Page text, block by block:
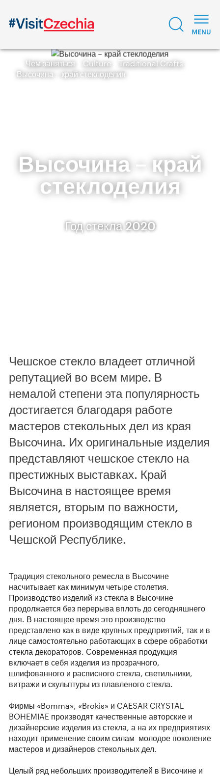
Чем заняться Culture
Traditional Crafts
Высочина – край стеклоделия
Высочина – край
стеклоделия
Год стекла 2020
Чешское стекло владеет отличной
репутацией во всем мире. В
немалой степени эта популярность
достигается благодаря работе
мастеров стекольных дел из края
Высочина. Их оригинальные изделия
представляют чешское стекло на
престижных выставках. Край
Высочина в настоящее время
является, вторым по важности,
регионом производящим стекло в
Чешской Республике.
Традиция стекольного ремесла в Высочине
насчитывает как минимум четыре столетия.
Производство изделий из стекла в Высочине
продолжается без перерыва вплоть до сегодняшнего
дня. В настоящее время это производство
представлено как в виде крупных предприятий, так и в
лице самостоятельно работающих в сфере обработки
стекла декораторов. Современная продукция
включает в себя изделия из прозрачного,
шлифованного и расписного стекла, светильники,
витражи и скульптуры из плавленого стекла.
Фирмы «Bomma», «Brokis» и CAESAR CRYSTAL
BOHEMIAE производят качественные авторские и
дизайнерские изделия из стекла, а на их предприятиях
находит применение своим силам молодое поколение
мастеров и дизайнеров стекольных дел.
Целый ряд небольших производителей в Височине и